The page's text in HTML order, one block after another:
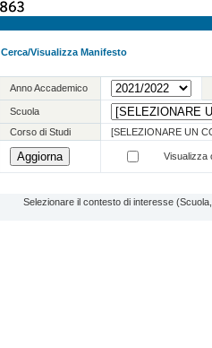
Cerca/Visualizza Manifesto
Anno Accademico
Scuola
Corso di Studi
[SELEZIONARE UN
Visualizza
Selezionare il contesto di interesse